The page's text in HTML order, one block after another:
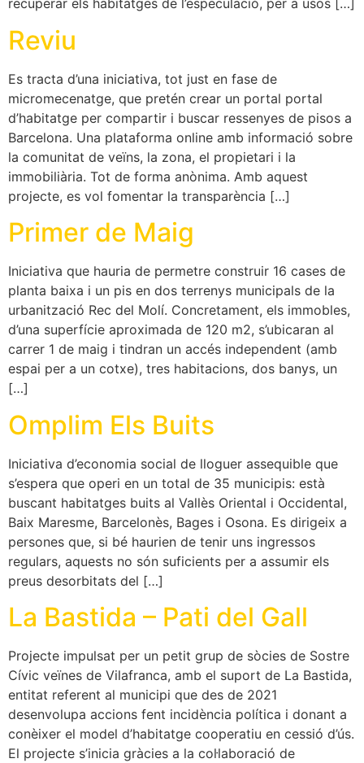
recuperar els habitatges de l’especulació, per a usos […]
Reviu
Es tracta d’una iniciativa, tot just en fase de
micromecenatge, que pretén crear un portal portal
d’habitatge per compartir i buscar ressenyes de pisos a
Barcelona. Una plataforma online amb informació sobre
la comunitat de veïns, la zona, el propietari i la
immobiliària. Tot de forma anònima. Amb aquest
projecte, es vol fomentar la transparència […]
Primer de Maig
Iniciativa que hauria de permetre construir 16 cases de
planta baixa i un pis en dos terrenys municipals de la
urbanització Rec del Molí. Concretament, els immobles,
d’una superfície aproximada de 120 m2, s’ubicaran al
carrer 1 de maig i tindran un accés independent (amb
espai per a un cotxe), tres habitacions, dos banys, un
[…]
Omplim Els Buits
Iniciativa d’economia social de lloguer assequible que
s’espera que operi en un total de 35 municipis: està
buscant habitatges buits al Vallès Oriental i Occidental,
Baix Maresme, Barcelonès, Bages i Osona. Es dirigeix a
persones que, si bé haurien de tenir uns ingressos
regulars, aquests no són suficients per a assumir els
preus desorbitats del […]
La Bastida – Pati del Gall
Projecte impulsat per un petit grup de sòcies de Sostre
Cívic veïnes de Vilafranca, amb el suport de La Bastida,
entitat referent al municipi que des de 2021
desenvolupa accions fent incidència política i donant a
conèixer el model d’habitatge cooperatiu en cessió d’ús.
El projecte s’inicia gràcies a la col·laboració de